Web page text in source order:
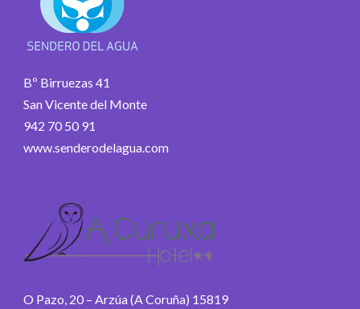
Bº Birruezas 41
San Vicente del Monte
942 70 50 91
www.senderodelagua.com
O Pazo, 20 – Arzúa (A Coruña) 15819